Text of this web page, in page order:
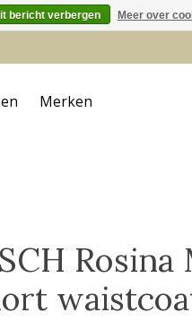
Merken
Rosina
bericht verbergen Meer over